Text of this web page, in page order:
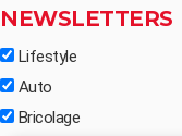
NEWSLETTERS
Lifestyle
Auto
Bricolage